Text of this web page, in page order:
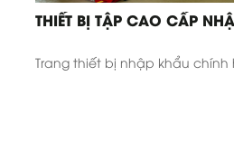
THIẾT BỊ TẬP CAO CẤP
Trang thiết bị nhập khẩu chính